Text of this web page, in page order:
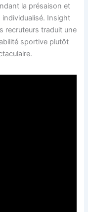
la présaison et
individualisé. Insight
recruteurs traduit une
sportive plutôt